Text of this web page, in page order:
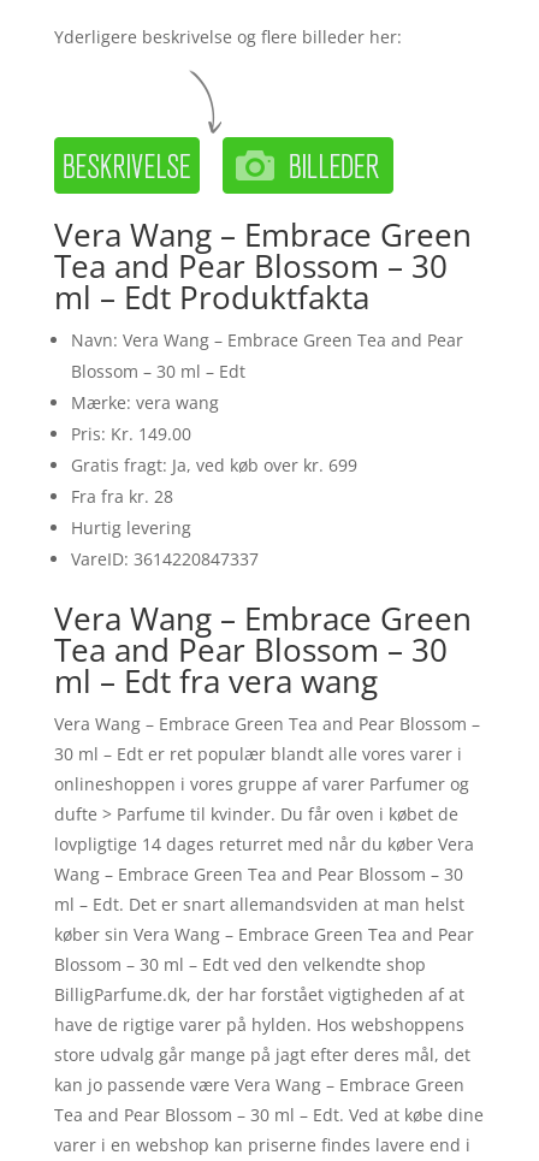
Yderligere beskrivelse og flere billeder her:
Vera Wang – Embrace Green
Tea and Pear Blossom – 30
ml – Edt Produktfakta
Navn: Vera Wang – Embrace Green Tea and Pear
Blossom – 30 ml – Edt
Mærke: vera wang
Pris: Kr. 149.00
Gratis fragt: Ja, ved køb over kr. 699
Fra fra kr. 28
Hurtig levering
VareID: 3614220847337
Vera Wang – Embrace Green
Tea and Pear Blossom – 30
ml – Edt fra vera wang
Vera Wang – Embrace Green Tea and Pear Blossom –
30 ml – Edt er ret populær blandt alle vores varer i
onlineshoppen i vores gruppe af varer Parfumer og
dufte > Parfume til kvinder. Du får oven i købet de
lovpligtige 14 dages returret med når du køber Vera
Wang – Embrace Green Tea and Pear Blossom – 30
ml – Edt. Det er snart allemandsviden at man helst
køber sin Vera Wang – Embrace Green Tea and Pear
Blossom – 30 ml – Edt ved den velkendte shop
BilligParfume.dk, der har forstået vigtigheden af at
have de rigtige varer på hylden. Hos webshoppens
store udvalg går mange på jagt efter deres mål, det
kan jo passende være Vera Wang – Embrace Green
Tea and Pear Blossom – 30 ml – Edt. Ved at købe dine
varer i en webshop kan priserne findes lavere end i